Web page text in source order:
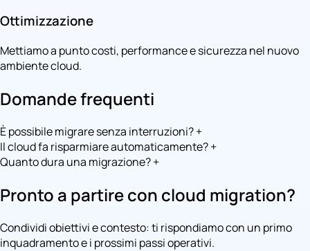
Ottimizzazione
Mettiamo a punto costi, performance e sicurezza nel nuovo
ambiente cloud.
Domande frequenti
È possibile migrare senza interruzioni?+
Il cloud fa risparmiare automaticamente?+
Quanto dura una migrazione?+
Pronto a partire con cloud migration?
Condividi obiettivi e contesto: ti rispondiamo con un primo
inquadramento e i prossimi passi operativi.